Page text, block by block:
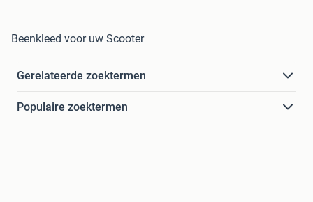
Beenkleed voor uw Scooter
Gerelateerde zoektermen
Populaire zoektermen